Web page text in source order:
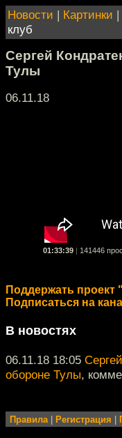
Новости | Картинки |
клуб
Сергей
Тулы
06.11.18
01:33:39 141446
Поддержать
Подписаться на
В новостях
06.11.18 18:05
обороне Тулы,
Правила| Регистрация